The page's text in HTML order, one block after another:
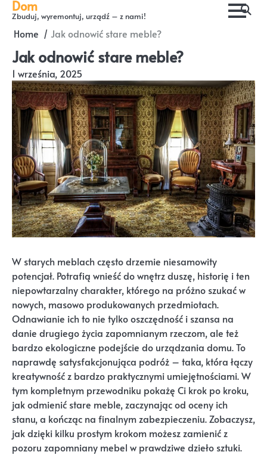
Skip
content
Dom
Zbuduj, wyremontuj, urządź – z nami!
Home Jak odnowić stare meble?
Jak odnowić stare meble?
1 września, 2025
W starych meblach często drzemie niesamowity
potencjał. Potrafią wnieść do wnętrz duszę, historię i ten
niepowtarzalny charakter, którego na próżno szukać w
nowych, masowo produkowanych przedmiotach.
Odnawianie ich to nie tylko oszczędność i szansa na
danie drugiego życia zapomnianym rzeczom, ale też
bardzo ekologiczne podejście do urządzania domu. To
naprawdę satysfakcjonująca podróż – taka, która łączy
kreatywność z bardzo praktycznymi umiejętnościami. W
tym kompletnym przewodniku pokażę Ci krok po kroku,
jak odmienić stare meble, zaczynając od oceny ich
stanu, a kończąc na finalnym zabezpieczeniu. Zobaczysz,
jak dzięki kilku prostym krokom możesz zamienić z
pozoru zapomniany mebel w prawdziwe dzieło sztuki.